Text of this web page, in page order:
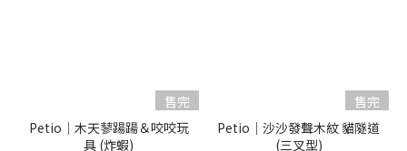
售完
Petio｜木天蓼踼踼＆咬咬玩
具 (炸蝦)
售完
Petio｜沙沙發聲木紋 貓隧道
(三叉型)